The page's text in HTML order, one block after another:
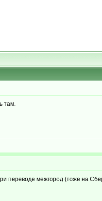
там.
переводе межгород (тоже на